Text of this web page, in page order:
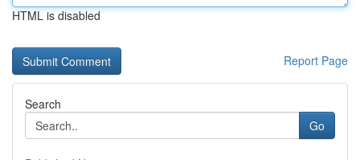
HTML is disabled
Report Page
Search
Go